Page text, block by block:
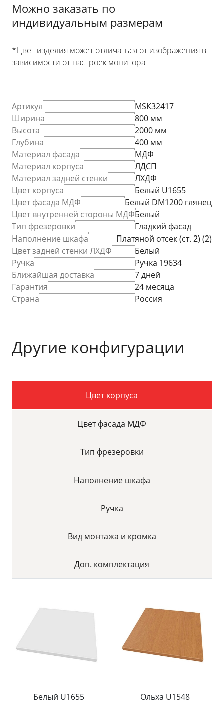
Можно заказать по
индивидуальным размерам
*Цвет изделия может отличаться от изображения в
зависимости от настроек монитора
Артикул
MSK32417
Ширина
800 мм
Высота
2000 мм
Глубина
400 мм
Материал фасада
МДФ
Материал корпуса
ЛДСП
Материал задней стенки
ЛХДФ
Цвет корпуса
Белый U1655
Цвет фасада МДФ
Белый DM1200 глянец
Цвет внутренней стороны МДФБелый
Тип фрезеровки
Гладкий фасад
Наполнение шкафа
Платяной отсек (ст. 2) (2)
Цвет задней стенки ЛХДФ
Белый
Ручка
Ручка 19634
Ближайшая доставка
7 дней
Гарантия
24 месяца
Страна
Россия
Другие конфигурации
Цвет корпуса
Цвет фасада МДФ
Тип фрезеровки
Наполнение шкафа
Ручка
Вид монтажа и кромка
Доп. комплектация
Белый U1655 Ольха U1548